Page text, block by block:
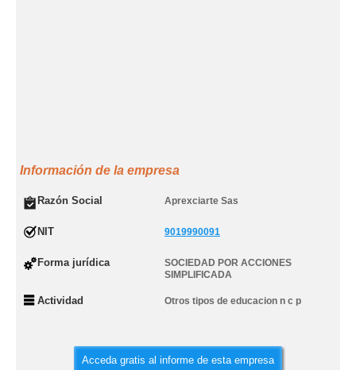
Información de la empresa
Razón Social Aprexciarte Sas
NIT 9019990091
Forma jurídica
SOCIEDAD POR ACCIONES
SIMPLIFICADA
Actividad Otros tipos de educacion n c p
Acceda gratis al informe de esta empresa